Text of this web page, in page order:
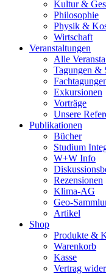
Kultur &
Philosophie
Physik &
Wirtschaft
Veranstaltungen
Alle
Tagungen &
Exkursionen
Vorträge
Unsere
Publikationen
Bücher
Studium
W+W Info
Rezensionen
Klima-AG
Geo-
Artikel
Shop
Produkte &
Warenkorb
Kasse
Vertrag